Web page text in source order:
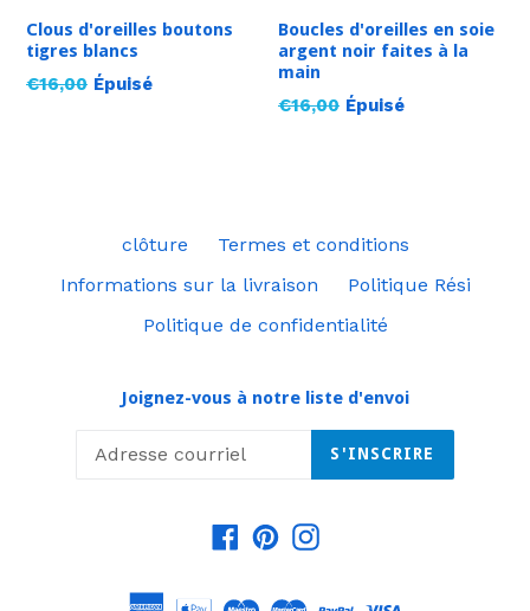
Clous d'oreilles boutons
tigres blancs
Prix
€16,00 Épuisé
Boucles d'oreilles en soie
argent noir faites à la
main
Prix
€16,00 Épuisé
clôture
Termes et conditions
Informations sur la livraison
Politique Rési
Politique de confidentialité
Joignez-vous à notre liste d'envoi
S'INSCRIRE
Facebook
PinterestInstagram